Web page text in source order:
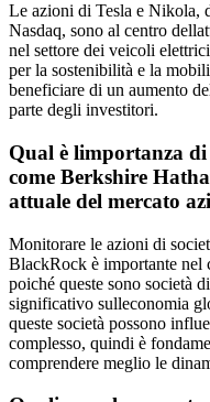
Le azioni di Tesla e Nikola,
Nasdaq, sono al centro
nel settore dei veicoli
per la sostenibilità e la
beneficiare di un aumento
parte degli investitori.
Qual è limportanza
come Berkshire
attuale del mercato
Monitorare le azioni di
BlackRock è importante nel
poiché queste sono società
significativo sulleconomia
queste società possono
complesso, quindi è
comprendere meglio le